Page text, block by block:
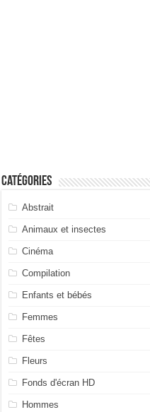
Catégories
Abstrait
Animaux et insectes
Cinéma
Compilation
Enfants et bébés
Femmes
Fêtes
Fleurs
Fonds d'écran HD
Hommes